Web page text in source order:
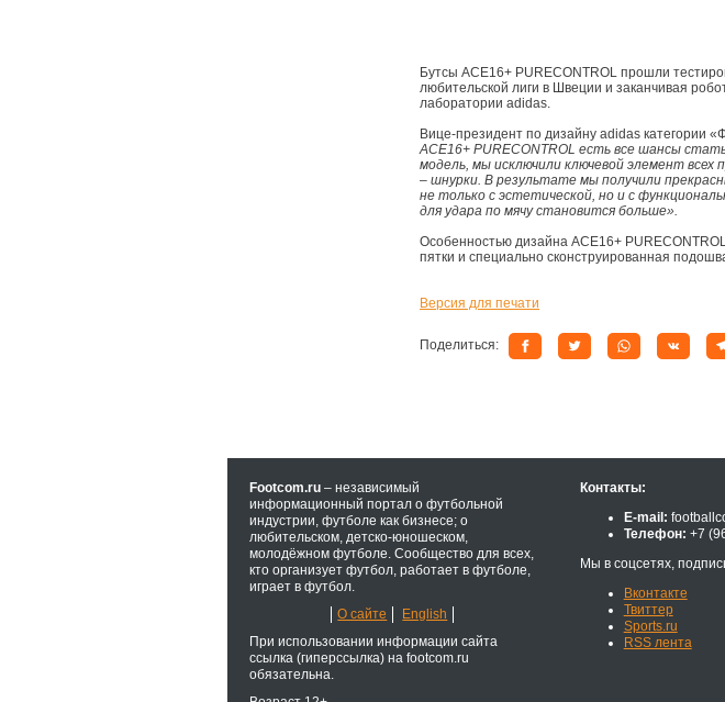
Бутсы ACE16+ PURECONTROL прошли
любительской лиги в Швеции и заканчивая
лаборатории adidas.
Вице-президент по дизайну adidas категории
ACE16+ PURECONTROL есть все шансы
модель, мы исключили ключевой элемент
– шнурки. В результате мы получили
не только с эстетической, но и с
для удара по мячу становится больше».
Особенностью дизайна ACE16+
пятки и специально сконструированная
Версия для печати
Поделиться:
Footcom.ru – независимый
информационный портал о футбольной
индустрии, футболе как бизнесе; о
любительском, детско-юношеском,
молодёжном футболе. Сообщество для всех,
кто организует футбол, работает в футболе,
играет в футбол.
О сайте
English
При использовании информации сайта
ссылка (гиперссылка) на footcom.ru
обязательна.
Контакты:
E-mail:
Телефон: +7
Мы в соцсетях,
Вконтакте
Твиттер
Sports.ru
RSS лента